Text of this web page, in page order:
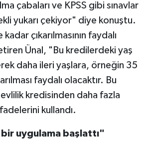
çabaları ve KPSS gibi sınavlar
yukarı çekiyor" diye konuştu.
kadar çıkarılmasının faydalı
Ünal, "Bu kredilerdeki yaş
daha ileri yaşlara, örneğin 35
faydalı olacaktır. Bu
kredisinden daha fazla
kullandı.
uygulama başlattı"